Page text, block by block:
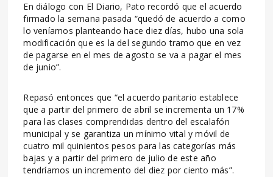
En diálogo con El Diario, Pato recordó que el acuerdo
firmado la semana pasada “quedó de acuerdo a como
lo veníamos planteando hace diez días, hubo una sola
modificación que es la del segundo tramo que en vez
de pagarse en el mes de agosto se va a pagar el mes
de junio”.
Repasó entonces que “el acuerdo paritario establece
que a partir del primero de abril se incrementa un 17%
para las clases comprendidas dentro del escalafón
municipal y se garantiza un mínimo vital y móvil de
cuatro mil quinientos pesos para las categorías más
bajas y a partir del primero de julio de este año
tendríamos un incremento del diez por ciento más”.